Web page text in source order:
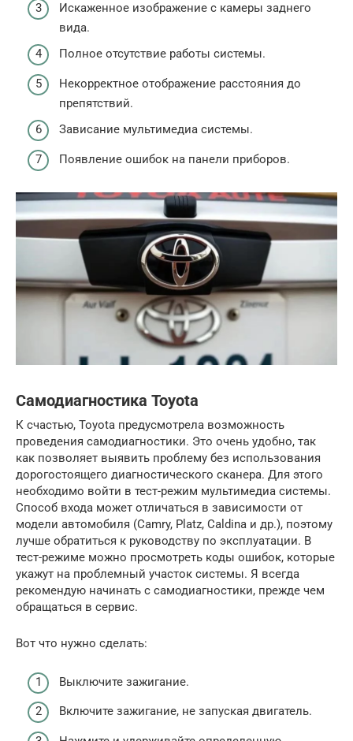
Искаженное изображение с камеры заднего
вида.
Полное отсутствие работы системы.
Некорректное отображение расстояния до
препятствий.
Зависание мультимедиа системы.
Появление ошибок на панели приборов.
Самодиагностика Toyota
К счастью, Toyota предусмотрела возможность
проведения самодиагностики. Это очень удобно, так
как позволяет выявить проблему без использования
дорогостоящего диагностического сканера. Для этого
необходимо войти в тест-режим мультимедиа системы.
Способ входа может отличаться в зависимости от
модели автомобиля (Camry, Platz, Caldina и др.), поэтому
лучше обратиться к руководству по эксплуатации. В
тест-режиме можно просмотреть коды ошибок, которые
укажут на проблемный участок системы. Я всегда
рекомендую начинать с самодиагностики, прежде чем
обращаться в сервис.
Вот что нужно сделать:
Выключите зажигание.
Включите зажигание, не запуская двигатель.